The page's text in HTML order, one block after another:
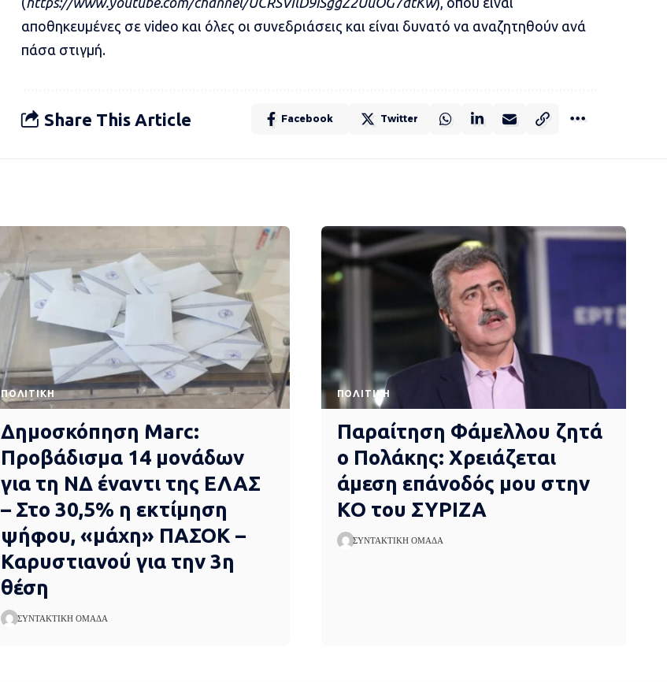
αποθηκευμένες σε video και όλες οι συνεδριάσεις και είναι δυνατό να αναζητηθούν ανά
πάσα στιγμή.
Share This Article Facebook Twitter
ΠΟΛΙΤΙΚΉ
Δημοσκόπηση Marc:
Προβάδισμα 14 μονάδων
για τη ΝΔ έναντι της ΕΛΑΣ
– Στο 30,5% η εκτίμηση
ψήφου, «μάχη» ΠΑΣΟΚ –
Καρυστιανού για την 3η
θέση
ΣΥΝΤΑΚΤΙΚΉ ΟΜΆΔΑ
ΠΟΛΙΤΙΚΉ
Παραίτηση Φάμελλου ζητά
ο Πολάκης: Χρειάζεται
άμεση επάνοδός μου στην
ΚΟ του ΣΥΡΙΖΑ
ΣΥΝΤΑΚΤΙΚΉ ΟΜΆΔΑ